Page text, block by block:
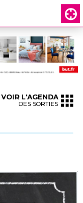
VOIR L'AGENDA
DES SORTIES